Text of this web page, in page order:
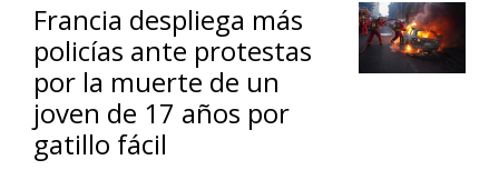
Francia despliega más
policías ante protestas
por la muerte de un
joven de 17 años por
gatillo fácil